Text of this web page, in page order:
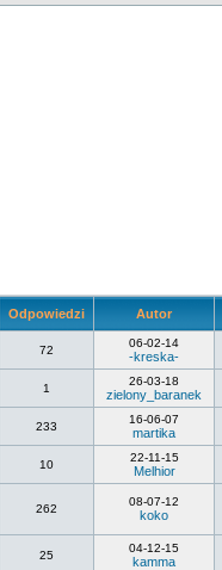
Odpowiedzi Autor
72
06-02-14
-kreska-
1
26-03-18
zielony_baranek
233
16-06-07
martika
10
22-11-15
Melhior
262
08-07-12
koko
25
04-12-15
kamma